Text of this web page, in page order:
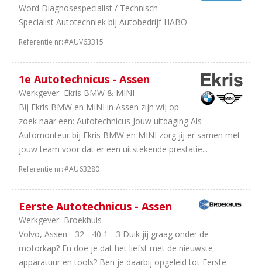
Word Diagnosespecialist / Technisch
Specialist Autotechniek bij Autobedrijf HABO
Referentie nr:#AUV63315
1e Autotechnicus - Assen
Werkgever: Ekris BMW & MINI
Bij Ekris BMW en MINI in Assen zijn wij op
zoek naar een: Autotechnicus Jouw uitdaging Als
Automonteur bij Ekris BMW en MINI zorg jij er samen met
jouw team voor dat er een uitstekende prestatie...
Referentie nr:#AU63280
Eerste Autotechnicus - Assen
Werkgever: Broekhuis
Volvo, Assen - 32 - 40 1 - 3 Duik jij graag onder de
motorkap? En doe je dat het liefst met de nieuwste
apparatuur en tools? Ben je daarbij opgeleid tot Eerste